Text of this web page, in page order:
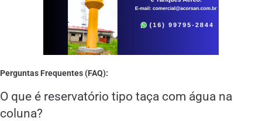
Perguntas Frequentes (FAQ):
O que é reservatório tipo taça com água na
coluna?